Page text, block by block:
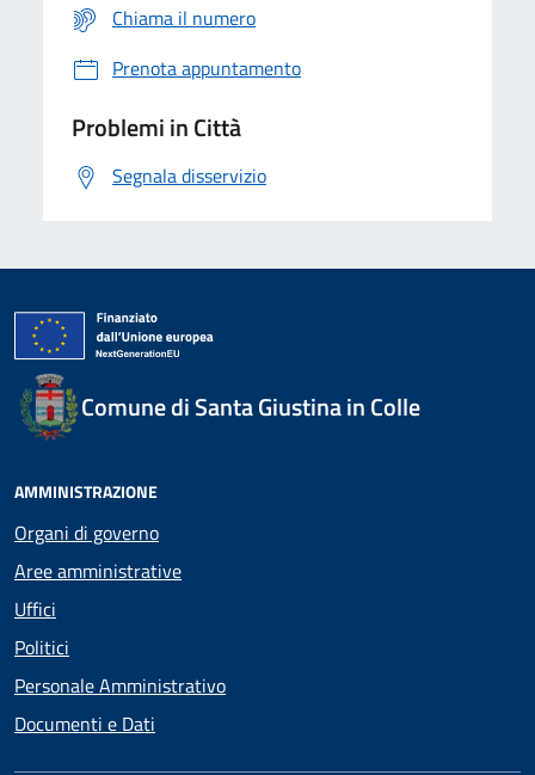
Chiama il numero
Prenota appuntamento
Problemi in Città
Segnala disservizio
Comune di Santa Giustina in Colle
AMMINISTRAZIONE
Organi di governo
Aree amministrative
Uffici
Politici
Personale Amministrativo
Documenti e Dati